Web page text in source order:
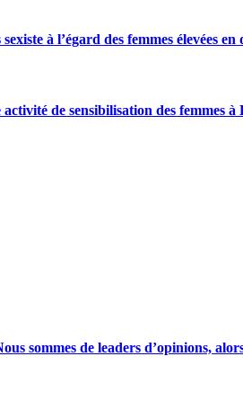
à l’égard des femmes
de sensibilisation des femmes à
sommes de leaders d’opinions,